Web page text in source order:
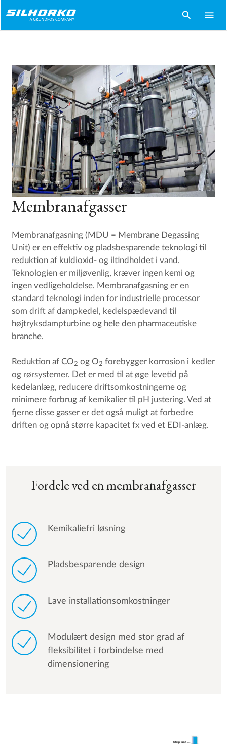
search menu
Membranafgasser
Membranafgasning (MDU = Membrane Degassing
Unit) er en effektiv og pladsbesparende teknologi til
reduktion af kuldioxid- og iltindholdet i vand.
Teknologien er miljøvenlig, kræver ingen kemi og
ingen vedligeholdelse. Membranafgasning er en
standard teknologi inden for industrielle processor
som drift af dampkedel, kedelspædevand til
højtryksdampturbine og hele den pharmaceutiske
branche.
Reduktion af CO2 og O2 forebygger korrosion i kedler
og rørsystemer. Det er med til at øge levetid på
kedelanlæg, reducere driftsomkostningerne og
minimere forbrug af kemikalier til pH justering. Ved at
fjerne disse gasser er det også muligt at forbedre
driften og opnå større kapacitet fx ved et EDI-anlæg.
Fordele ved en membranafgasser
Kemikaliefri løsning
Pladsbesparende design
Lave installationsomkostninger
Modulært design med stor grad af
fleksibilitet i forbindelse med
dimensionering